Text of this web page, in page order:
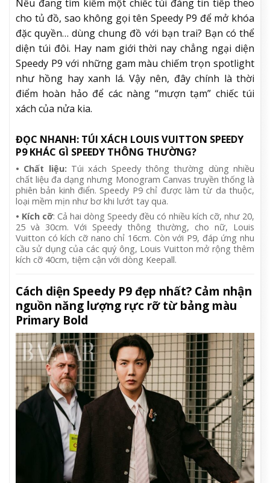
Nếu đang tìm kiếm một chiếc túi đáng tin tiếp theo
cho tủ đồ, sao không gọi tên Speedy P9 để mở khóa
đặc quyền… dùng chung đồ với bạn trai? Bạn có thể
diện túi đôi. Hay nam giới thời nay chẳng ngại diện
Speedy P9 với những gam màu chiếm trọn spotlight
như hồng hay xanh lá. Vậy nên, đây chính là thời
điểm hoàn hảo để các nàng “mượn tạm” chiếc túi
xách của nửa kia.
ĐỌC NHANH: TÚI XÁCH LOUIS VUITTON SPEEDY
P9 KHÁC GÌ SPEEDY THÔNG THƯỜNG?
• Chất liệu: Túi xách Speedy thông thường dùng nhiều
chất liệu đa dạng nhưng Monogram Canvas truyền thống là
phiên bản kinh điển. Speedy P9 chỉ được làm từ da thuộc,
loại mềm mịn như bơ khi lướt tay qua.
• Kích cỡ: Cả hai dòng Speedy đều có nhiều kích cỡ, như 20,
25 và 30cm. Với Speedy thông thường, cho nữ, Louis
Vuitton có kích cỡ nano chỉ 16cm. Còn với P9, đáp ứng nhu
cầu sử dụng của các quý ông, Louis Vuitton mở rộng thêm
kích cỡ 40cm, tiệm cận với dòng Keepall.
Cách diện Speedy P9 đẹp nhất? Cảm nhận
nguồn năng lượng rực rỡ từ bảng màu
Primary Bold